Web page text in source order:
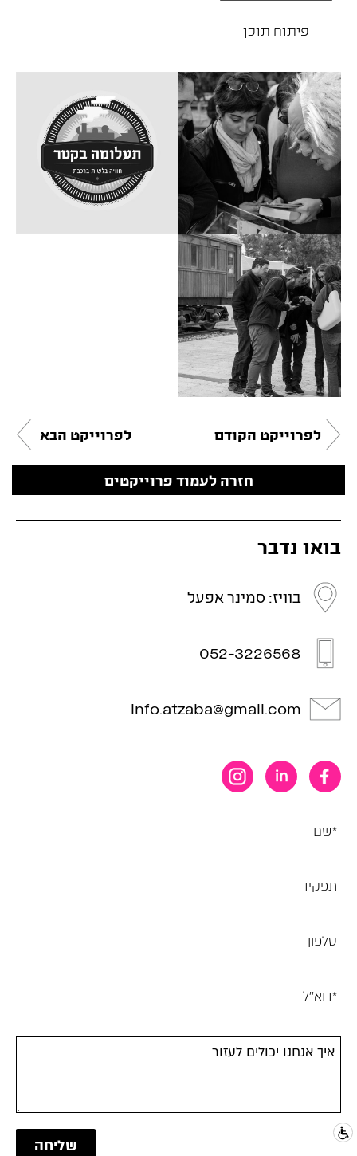
פיתוח תוכן
לפרוייקט הקודם
חזרה לעמוד פרוייקטים
לפרוייקט הבא
בואו נדבר
בוויז: סמינר אפעל
052-3226568
info.atzaba@gmail.com